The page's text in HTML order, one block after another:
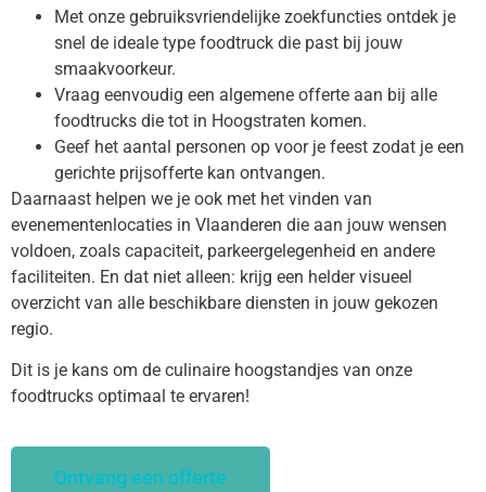
Met onze gebruiksvriendelijke zoekfuncties ontdek je
snel de ideale type foodtruck die past bij jouw
smaakvoorkeur.
Vraag eenvoudig een algemene offerte aan bij alle
foodtrucks die tot in Hoogstraten komen.
Geef het aantal personen op voor je feest zodat je een
gerichte prijsofferte kan ontvangen.
Daarnaast helpen we je ook met het vinden van
evenementenlocaties in Vlaanderen die aan jouw wensen
voldoen, zoals capaciteit, parkeergelegenheid en andere
faciliteiten. En dat niet alleen: krijg een helder visueel
overzicht van alle beschikbare diensten in jouw gekozen
regio.
Dit is je kans om de culinaire hoogstandjes van onze
foodtrucks optimaal te ervaren!
Ontvang een offerte